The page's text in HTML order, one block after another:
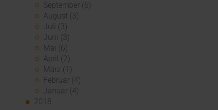
September (6)
August (3)
Juli (3)
Juni (3)
Mai (6)
April (2)
März (1)
Februar (4)
Januar (4)
2018